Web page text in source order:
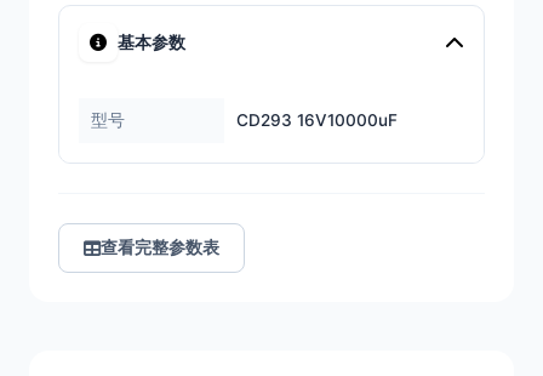
基本参数
型号 CD293 16V10000uF
查看完整参数表